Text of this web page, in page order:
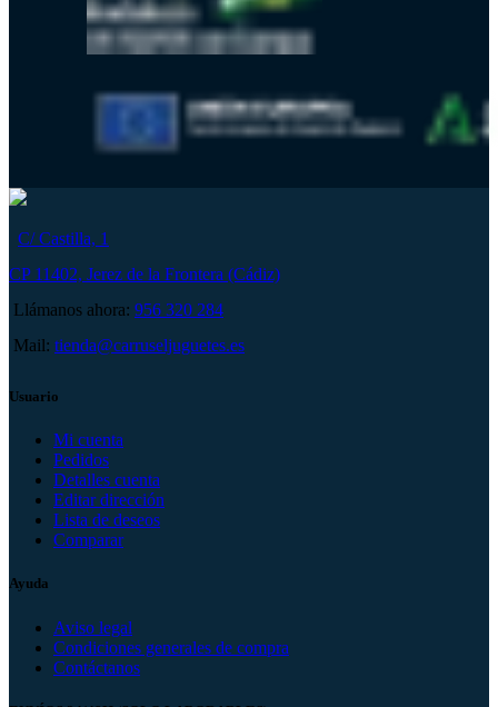
C/ Castilla, 1
CP 11402, Jerez de la Frontera (Cádiz)
Llámanos ahora: 956 320 284
Mail: tienda@carruseljuguetes.es
Usuario
Mi cuenta
Pedidos
Detalles cuenta
Editar dirección
Lista de deseos
Comparar
Ayuda
Aviso legal
Condiciones generales de compra
Contáctanos